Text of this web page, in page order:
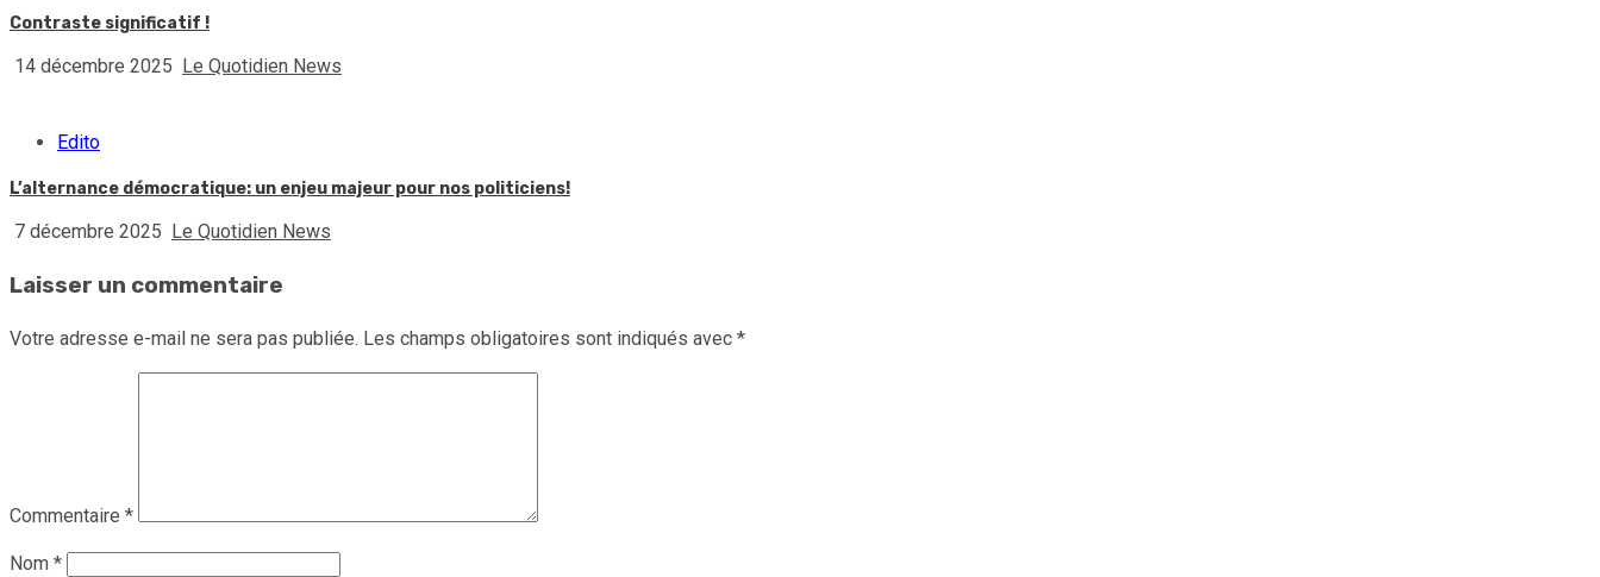
Contraste significatif !
14 décembre 2025 Le Quotidien News
Edito
L’alternance démocratique: un enjeu majeur pour nos politiciens!
7 décembre 2025 Le Quotidien News
Laisser un commentaire
Votre adresse e-mail ne sera pas publiée. Les champs obligatoires sont indiqués avec *
Commentaire *
Nom *